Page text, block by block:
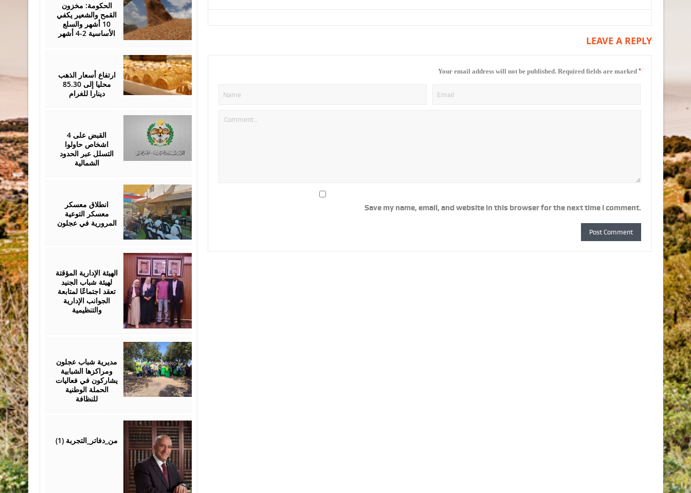
LEAVE A REPLY
Your email address will not be published. Required fields are marked *
Save my name, email, and website in this browser for the next time I comment.
الحكومة: مخزون
القمح والشعير يكفي
10 أشهر والسلع
الأساسية 2-4 أشهر
ارتفاع أسعار الذهب
محليا إلى 85.30
دينارا للغرام
القبض على 4
اشخاص حاولوا
التسلل عبر الحدود
الشمالية
انطلاق معسكر
معسكر التوعية
المرورية في عجلون
الهيئة الإدارية المؤقتة
لهيئة شباب الجنيد
تعقد اجتماعًا لمتابعة
الجوانب الإدارية
والتنظيمية
مديرية شباب عجلون
ومراكزها الشبابية
يشاركون في فعاليات
الحملة الوطنية
للنظافة
من_دفاتر_التجربة (1)